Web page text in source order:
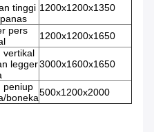
tinggi 1200x1200x1350
pers
1200x1200x1650
vertikal
legger3000x1600x1650
peniup
boneka500x1200x2000